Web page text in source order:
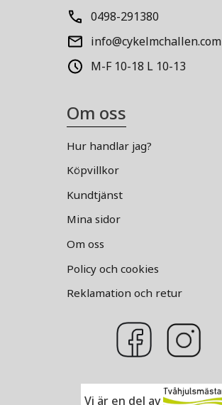
0498-291380
info@cykelmchallen.com
M-F 10-18 L 10-13
Om oss
Hur handlar jag?
Köpvillkor
Kundtjänst
Mina sidor
Om oss
Policy och cookies
Reklamation och retur
Vi är en del av